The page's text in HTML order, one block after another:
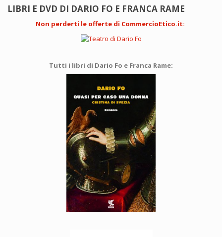
LIBRI E DVD DI DARIO FO E FRANCA RAME
Non perderti le offerte di CommercioEtico.it:
Tutti i libri di Dario Fo e Franca Rame: